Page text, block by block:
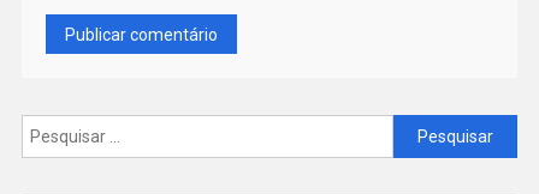
Pesquisar
por: